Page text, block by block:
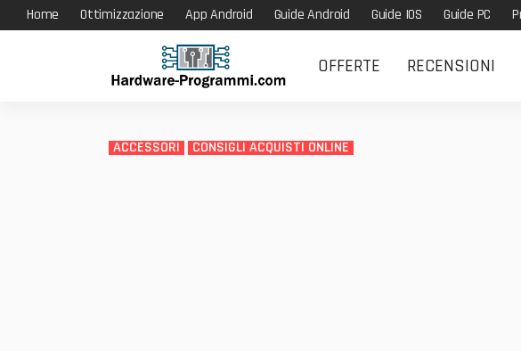
Home Ottimizzazione App Android Guide Android Guide IOS Guide PC
OFFERTE RECENSIONI
ACCESSORI CONSIGLI ACQUISTI ONLINE